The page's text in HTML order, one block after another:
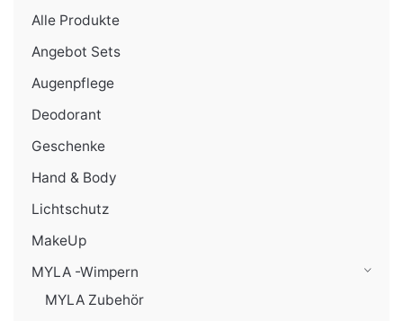
Alle Produkte
Angebot Sets
Augenpflege
Deodorant
Geschenke
Hand & Body
Lichtschutz
MakeUp
MYLA -Wimpern
MYLA Zubehör